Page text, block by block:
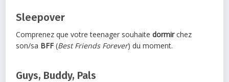
Sleepover
Comprenez que votre teenager souhaitedormirchez
son/sa BFF (Best Friends Forever) du moment.
Guys, Buddy, Pals